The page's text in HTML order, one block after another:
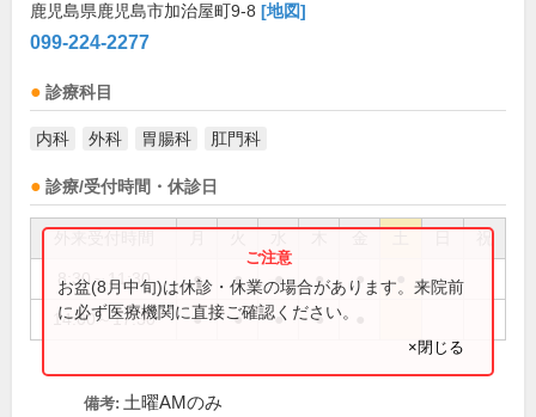
鹿児島県鹿児島市加治屋町9-8 [地図]
099-224-2277
診療科目
内科 外科 胃腸科 肛門科
診療/受付時間・休診日
祝
8:30～11:30 ● ● ● ● ●
14:00～17:30 ● ● ● ●
お盆(8月中旬)は休診・休業の場合があります。来院前
に必ず医療機関に直接ご確認ください。
×閉じる
備考: 土曜AMのみ